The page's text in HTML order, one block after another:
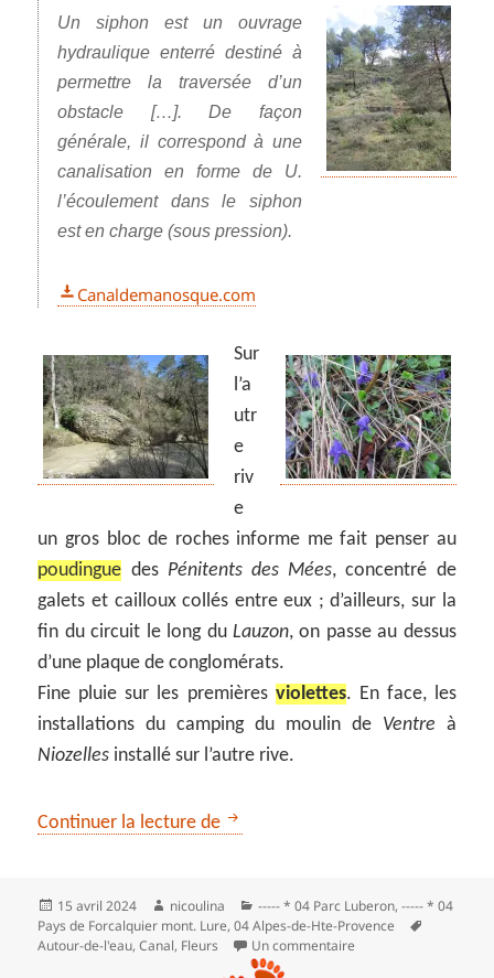
Un siphon est un ouvrage
hydraulique enterré destiné à
permettre la traversée d’un
obstacle […]. De façon
générale, il correspond à une
canalisation en forme de U.
l’écoulement dans le siphon
est en charge (sous pression).
Canaldemanosque.com
Sur
l’a
utr
e
riv
e
un gros bloc de roches informe me fait penser au
poudingue des Pénitents des Mées, concentré de
galets et cailloux collés entre eux ; d’ailleurs, sur la
fin du circuit le long du Lauzon, on passe au dessus
d’une plaque de conglomérats.
Fine pluie sur les premières violettes. En face, les
installations du camping du moulin de Ventre à
Niozelles installé sur l’autre rive.
Continuer la lecture de Du Lauzon aux champs de tulipes
Publié
le
15 avril 2024 Auteur
nicoulina Catégories
----- * 04 Parc Luberon,----- * 04
Pays de Forcalquier mont. Lure,04 Alpes-de-Hte-Provence
Autour-de-l'eau,Canal, Fleurs Un commentaire